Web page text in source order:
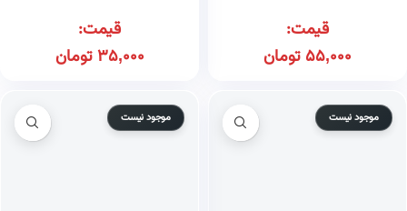
قیمت:
55,000 تومان
قیمت:
35,000تومان
موجود نیست موجود نیست